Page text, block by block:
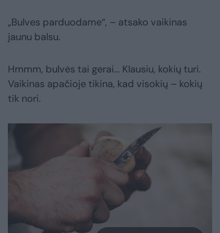
„Bulves parduodame“, – atsako vaikinas
jaunu balsu.
Hmmm, bulvės tai gerai... Klausiu, kokių turi.
Vaikinas apačioje tikina, kad visokių – kokių
tik nori.